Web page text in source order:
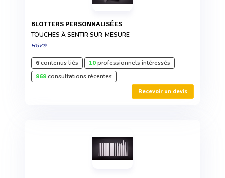
BLOTTERS PERSONNALISÉES
TOUCHES À SENTIR SUR-MESURE
HGV®
6contenus liés 10professionnels intéressés
969consultations récentes
Recevoir un devis